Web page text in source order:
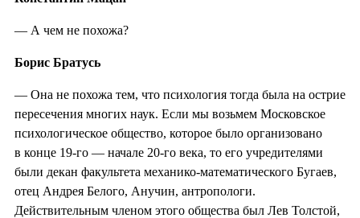
— А чем не похожа?
Борис Братусь
— Она не похожа тем, что психология тогда была на острие
пересечения многих наук. Если мы возьмем Московское
психологическое общество, которое было организовано
в конце 19-го — начале 20-го века, то его учредителями
были декан факультета механико-математического Бугаев,
отец Андрея Белого, Анучин, антропологи.
Действительным членом этого общества был Лев Толстой,